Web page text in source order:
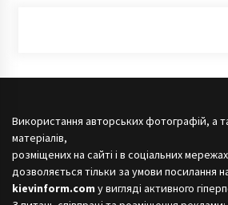
Використання авторських фотографій, а
матеріалів,
розміщених на сайті і в соціальних мережах
дозволяється тільки за умови посилання
kievinform.com у вигляді активного